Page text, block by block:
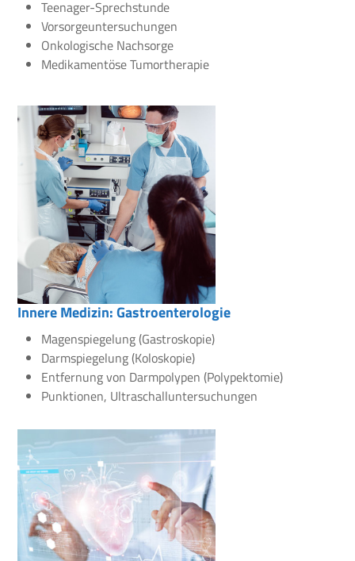
Teenager-Sprechstunde
Vorsorgeuntersuchungen
Onkologische Nachsorge
Medikamentöse Tumortherapie
Innere Medizin: Gastroenterologie
Magenspiegelung (Gastroskopie)
Darmspiegelung (Koloskopie)
Entfernung von Darmpolypen (Polypektomie)
Punktionen, Ultraschalluntersuchungen